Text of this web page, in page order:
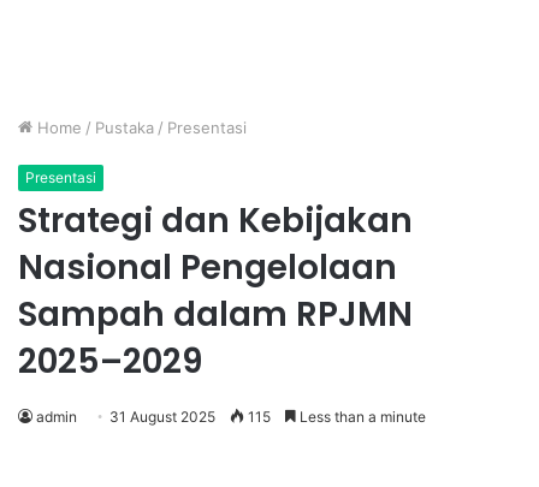
Home / Pustaka / Presentasi
Presentasi
Strategi dan Kebijakan
Nasional Pengelolaan
Sampah dalam RPJMN
2025–2029
admin 31 August 2025 115 Less than a minute